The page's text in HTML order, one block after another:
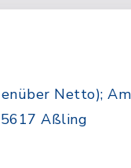
Netto); Am
Aßling